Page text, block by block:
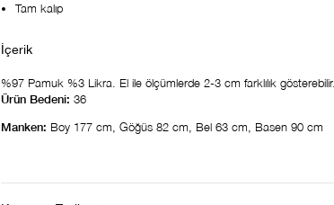
Tam kalıp
%97 Pamuk %3 Likra. El ile ölçümlerde 2-3 cm farklılık gösterebilir.
Ürün Bedeni: 36
Manken: Boy 177 cm, Göğüs 82 cm, Bel 63 cm, Basen 90 cm